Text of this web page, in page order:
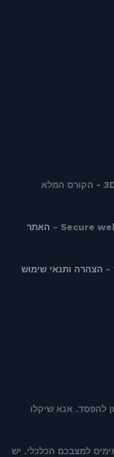
© כל הזכויות שמורות לגבע גזית - 3D TRADING - הקורס המלא
האתר
- הצהרה ותנאי שימוש
להפסד. אנא שיקלו
למצבכם הכלכלי. יש